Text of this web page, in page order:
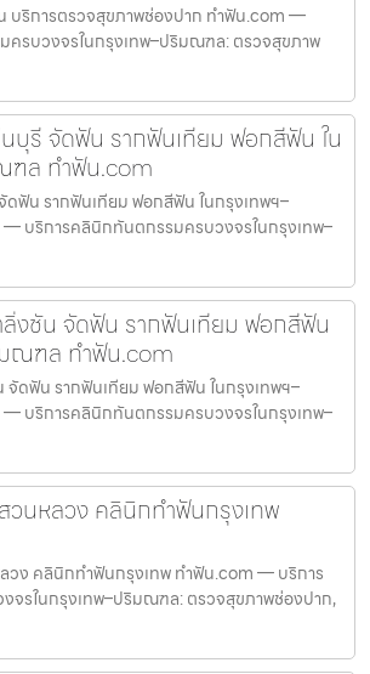
ริการตรวจสุขภาพช่องปาก ทำฟัน.com —
ครบวงจรในกรุงเทพ–ปริมณฑล: ตรวจสุขภาพ
รี จัดฟัน รากฟันเทียม ฟอกสีฟัน ใน
ฑล ทำฟัน.com
ฟัน รากฟันเทียม ฟอกสีฟัน ในกรุงเทพฯ–
บริการคลินิกทันตกรรมครบวงจรในกรุงเทพ–
งชัน จัดฟัน รากฟันเทียม ฟอกสีฟัน
ณฑล ทำฟัน.com
ดฟัน รากฟันเทียม ฟอกสีฟัน ในกรุงเทพฯ–
บริการคลินิกทันตกรรมครบวงจรในกรุงเทพ–
วนหลวง คลินิกทำฟันกรุงเทพ
วง คลินิกทำฟันกรุงเทพ ทำฟัน.com — บริการ
จรในกรุงเทพ–ปริมณฑล: ตรวจสุขภาพช่องปาก,